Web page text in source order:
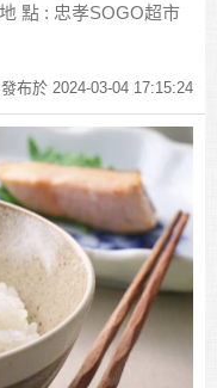
發布於 2024-03-04 17:15:24